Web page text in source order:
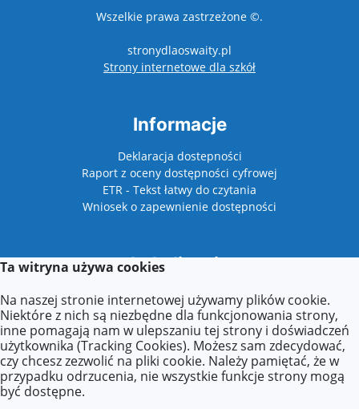
Wszelkie prawa zastrzeżone ©.
stronydlaoswaity.pl
Strony internetowe dla szkółotwiera się w
Informacje
Deklaracja dostepności
Raport z oceny dostępności cyfrowej
ETR - Tekst łatwy do czytania
Wniosek o zapewnienie dostępności
Lokalizacja
Plac Niepodległości 1
62-510 Konin
Kontakt
Ta witryna używa cookies
Na naszej stronie internetowej używamy plików cookie.
Niektóre z nich są niezbędne dla funkcjonowania strony,
inne pomagają nam w ulepszaniu tej strony i doświadczeń
użytkownika (Tracking Cookies). Możesz sam zdecydować,
czy chcesz zezwolić na pliki cookie. Należy pamiętać, że w
przypadku odrzucenia, nie wszystkie funkcje strony mogą
być dostępne.